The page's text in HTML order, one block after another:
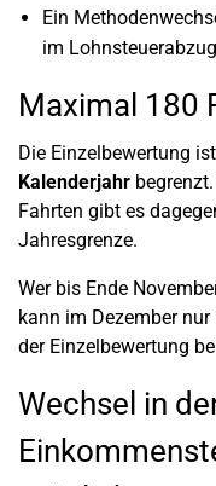
Ein
im
Maximal 180
Die Einzelbewertung
Kalenderjahr
Fahrten gibt es
Jahresgrenze.
Wer bis Ende
kann im Dezember
der Einzelbewertung
Wechsel in